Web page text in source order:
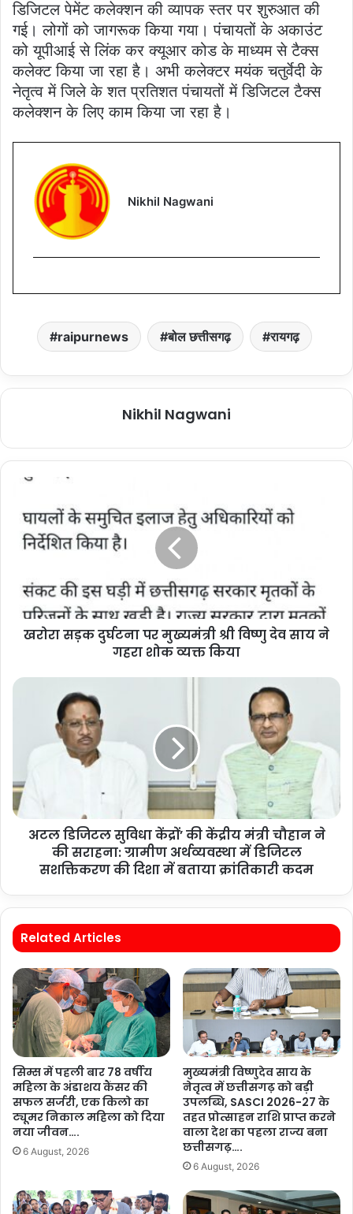
डिजिटल पेमेंट कलेक्शन की व्यापक स्तर पर शुरुआत की
गई। लोगों को जागरूक किया गया। पंचायतों के अकाउंट
को यूपीआई से लिंक कर क्यूआर कोड के माध्यम से टैक्स
कलेक्ट किया जा रहा है। अभी कलेक्टर मयंक चतुर्वेदी के
नेतृत्व में जिले के शत प्रतिशत पंचायतों में डिजिटल टैक्स
कलेक्शन के लिए काम किया जा रहा है।
Nikhil Nagwani
raipurnews बोल छत्तीसगढ़ रायगढ़
Nikhil Nagwani
खरोरा सड़क दुर्घटना पर मुख्यमंत्री श्री विष्णु देव साय ने
गहरा शोक व्यक्त किया
अटल डिजिटल सुविधा केंद्रों’ की केंद्रीय मंत्री चौहान ने
की सराहना: ग्रामीण अर्थव्यवस्था में डिजिटल
सशक्तिकरण की दिशा में बताया क्रांतिकारी कदम
Related Articles
सिम्स में पहली बार 78 वर्षीय
महिला के अंडाशय कैंसर की
सफल सर्जरी, एक किलो का
ट्यूमर निकाल महिला को दिया
नया जीवन….
6 August, 2026
मुख्यमंत्री विष्णुदेव साय के
नेतृत्व में छत्तीसगढ़ को बड़ी
उपलब्धि, SASCI 2026-27 के
तहत प्रोत्साहन राशि प्राप्त करने
वाला देश का पहला राज्य बना
छत्तीसगढ़….
6 August, 2026